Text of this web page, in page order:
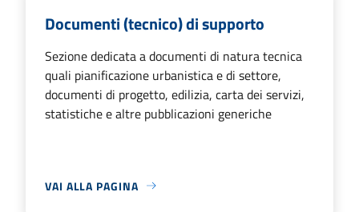
Documenti (tecnico) di supporto
Sezione dedicata a documenti di natura tecnica
quali pianificazione urbanistica e di settore,
documenti di progetto, edilizia, carta dei servizi,
statistiche e altre pubblicazioni generiche
VAI ALLA PAGINA